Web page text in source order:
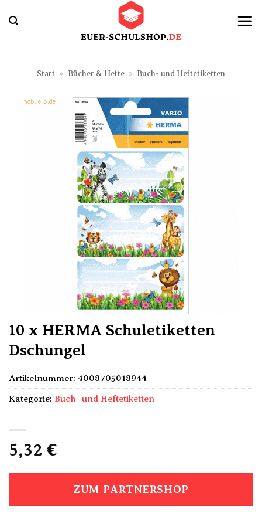
Inhalt
Start » Bücher & Hefte » Buch- und Heftetiketten
10 x HERMA Schuletiketten
Dschungel
5,32 €
ZUM PARTNERSHOP
Artikelnummer: 4008705018944
Kategorie: Buch- und Heftetiketten